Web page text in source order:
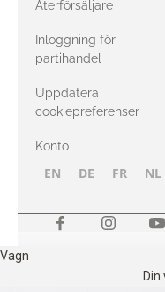
med Heavy
Merino
Återförsäljare
Inloggning för
partihandel
Uppdatera
cookiepreferenser
Konto
EN DE FR NL
Vagn